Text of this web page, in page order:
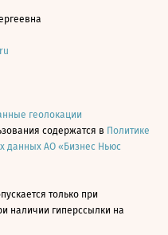
геолокации
содержатся в Политике
данных АО «Бизнес Ньюс
только при
наличии гиперссылки на